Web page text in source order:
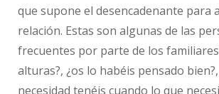
que supone el desencadenante para
relación. Estas son algunas de las
frecuentes por parte de los
alturas?, ¿os lo habéis pensado
necesidad tenéis cuando lo que